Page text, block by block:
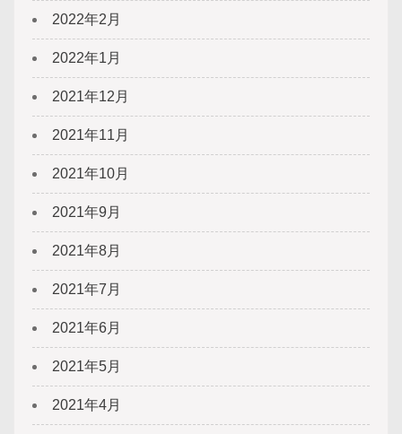
2022年2月
2022年1月
2021年12月
2021年11月
2021年10月
2021年9月
2021年8月
2021年7月
2021年6月
2021年5月
2021年4月